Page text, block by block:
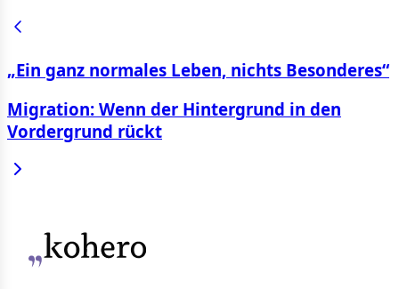
„Ein ganz normales Leben, nichts Besonderes“
Migration: Wenn der Hintergrund in den
Vordergrund rückt